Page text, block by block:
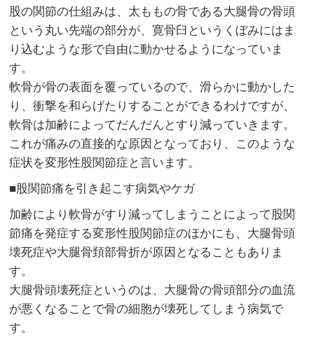
股の関節の仕組みは、太ももの骨である大腿骨の骨頭
という丸い先端の部分が、寛骨臼というくぼみにはま
り込むような形で自由に動かせるようになっていま
す。
軟骨が骨の表面を覆っているので、滑らかに動かした
り、衝撃を和らげたりすることができるわけですが、
軟骨は加齢によってだんだんとすり減っていきます。
これが痛みの直接的な原因となっており、このような
症状を変形性股関節症と言います。
■股関節痛を引き起こす病気やケガ
加齢により軟骨がすり減ってしまうことによって股関
節痛を発症する変形性股関節症のほかにも、大腿骨頭
壊死症や大腿骨頚部骨折が原因となることもありま
す。
大腿骨頭壊死症というのは、大腿骨の骨頭部分の血流
が悪くなることで骨の細胞が壊死してしまう病気で
す。